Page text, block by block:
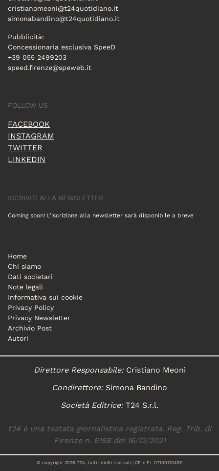
cristianomeoni@t24quotidiano.it
simonabandino@t24quotidiano.it
Pubblicità:
Concessionaria esclusiva SpeeD
+39 055 2499203
speed.firenze@speweb.it
FOLLOW US
FACEBOOK
INSTAGRAM
TWITTER
LINKEDIN
ISCRIVITI ALLA NEWSLETTER
Coming soon! L'iscrizione alla newsletter sarà disponibile a breve
Home
Chi siamo
Dati societari
Note legali
Informativa sui cookie
Privacy Policy
Privacy Newsletter
Archivio Post
Autori
Direttore Responsabile:Cristiano Meoni
Condirettore:Simona Bandino
Società Editrice:T24 S.r.l.
t24 è una testata giornalistica registrata. Reg. Trib. di
Firenze n. 6158 del 16/12/2021
© copyright 2026 T24, tutti i diritti riservati | CF. e P.I. 07100110480